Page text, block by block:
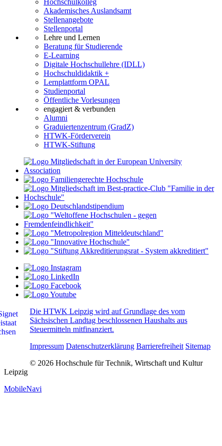
Hochschulkolleg
Akademisches Auslandsamt
Stellenangebote
Stellenportal
Lehre und Lernen
Beratung für Studierende
E-Learning
Digitale Hochschullehre (IDLL)
Hochschuldidaktik +
Lernplattform OPAL
Studienportal
Öffentliche Vorlesungen
engagiert & verbunden
Alumni
Graduiertenzentrum (GradZ)
HTWK-Förderverein
HTWK-Stiftung
Die HTWK Leipzig wird auf Grundlage des vom
Sächsischen Landtag beschlossenen Haushalts aus
Steuermitteln mitfinanziert.
Impressum Datenschutzerklärung Barrierefreiheit Sitemap
© 2026 Hochschule für Technik, Wirtschaft und Kultur
Leipzig
MobileNavi